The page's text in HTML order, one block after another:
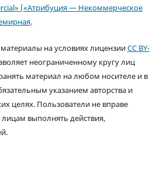
(«Атрибуция — Некоммерческое
.
на условиях лицензииCC BY-
неограниченному кругу лиц
материал на любом носителе и в
указанием авторства и
целях. Пользователи не вправе
лицам выполнять действия,